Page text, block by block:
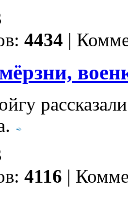
4434 |
4116 |